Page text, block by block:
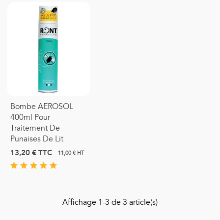
Bombe AEROSOL
400ml Pour
Traitement De
Punaises De Lit
13,20 €TTC 11,00 € HT
Affichage 1-3 de 3 article(s)